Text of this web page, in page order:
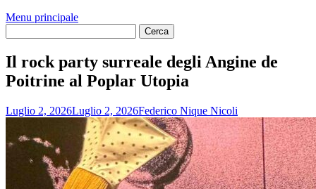
Menu principale
Il rock party surreale degli Angine de
Poitrine al Poplar Utopia
Luglio 2, 2026Luglio 2, 2026Federico Nique Nicoli